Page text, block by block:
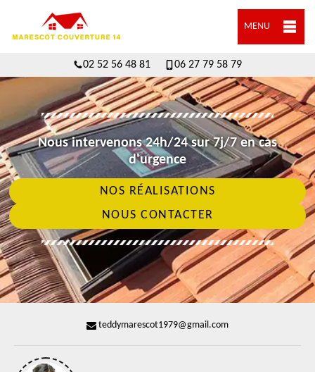
MENU
02 52 56 48 81 06 27 79 58 79
Nous intervenons 24h/24 sur 7j/7 en cas
d'urgence
NOS RÉALISATIONS
NOUS CONTACTER
teddymarescot1979@gmail.com